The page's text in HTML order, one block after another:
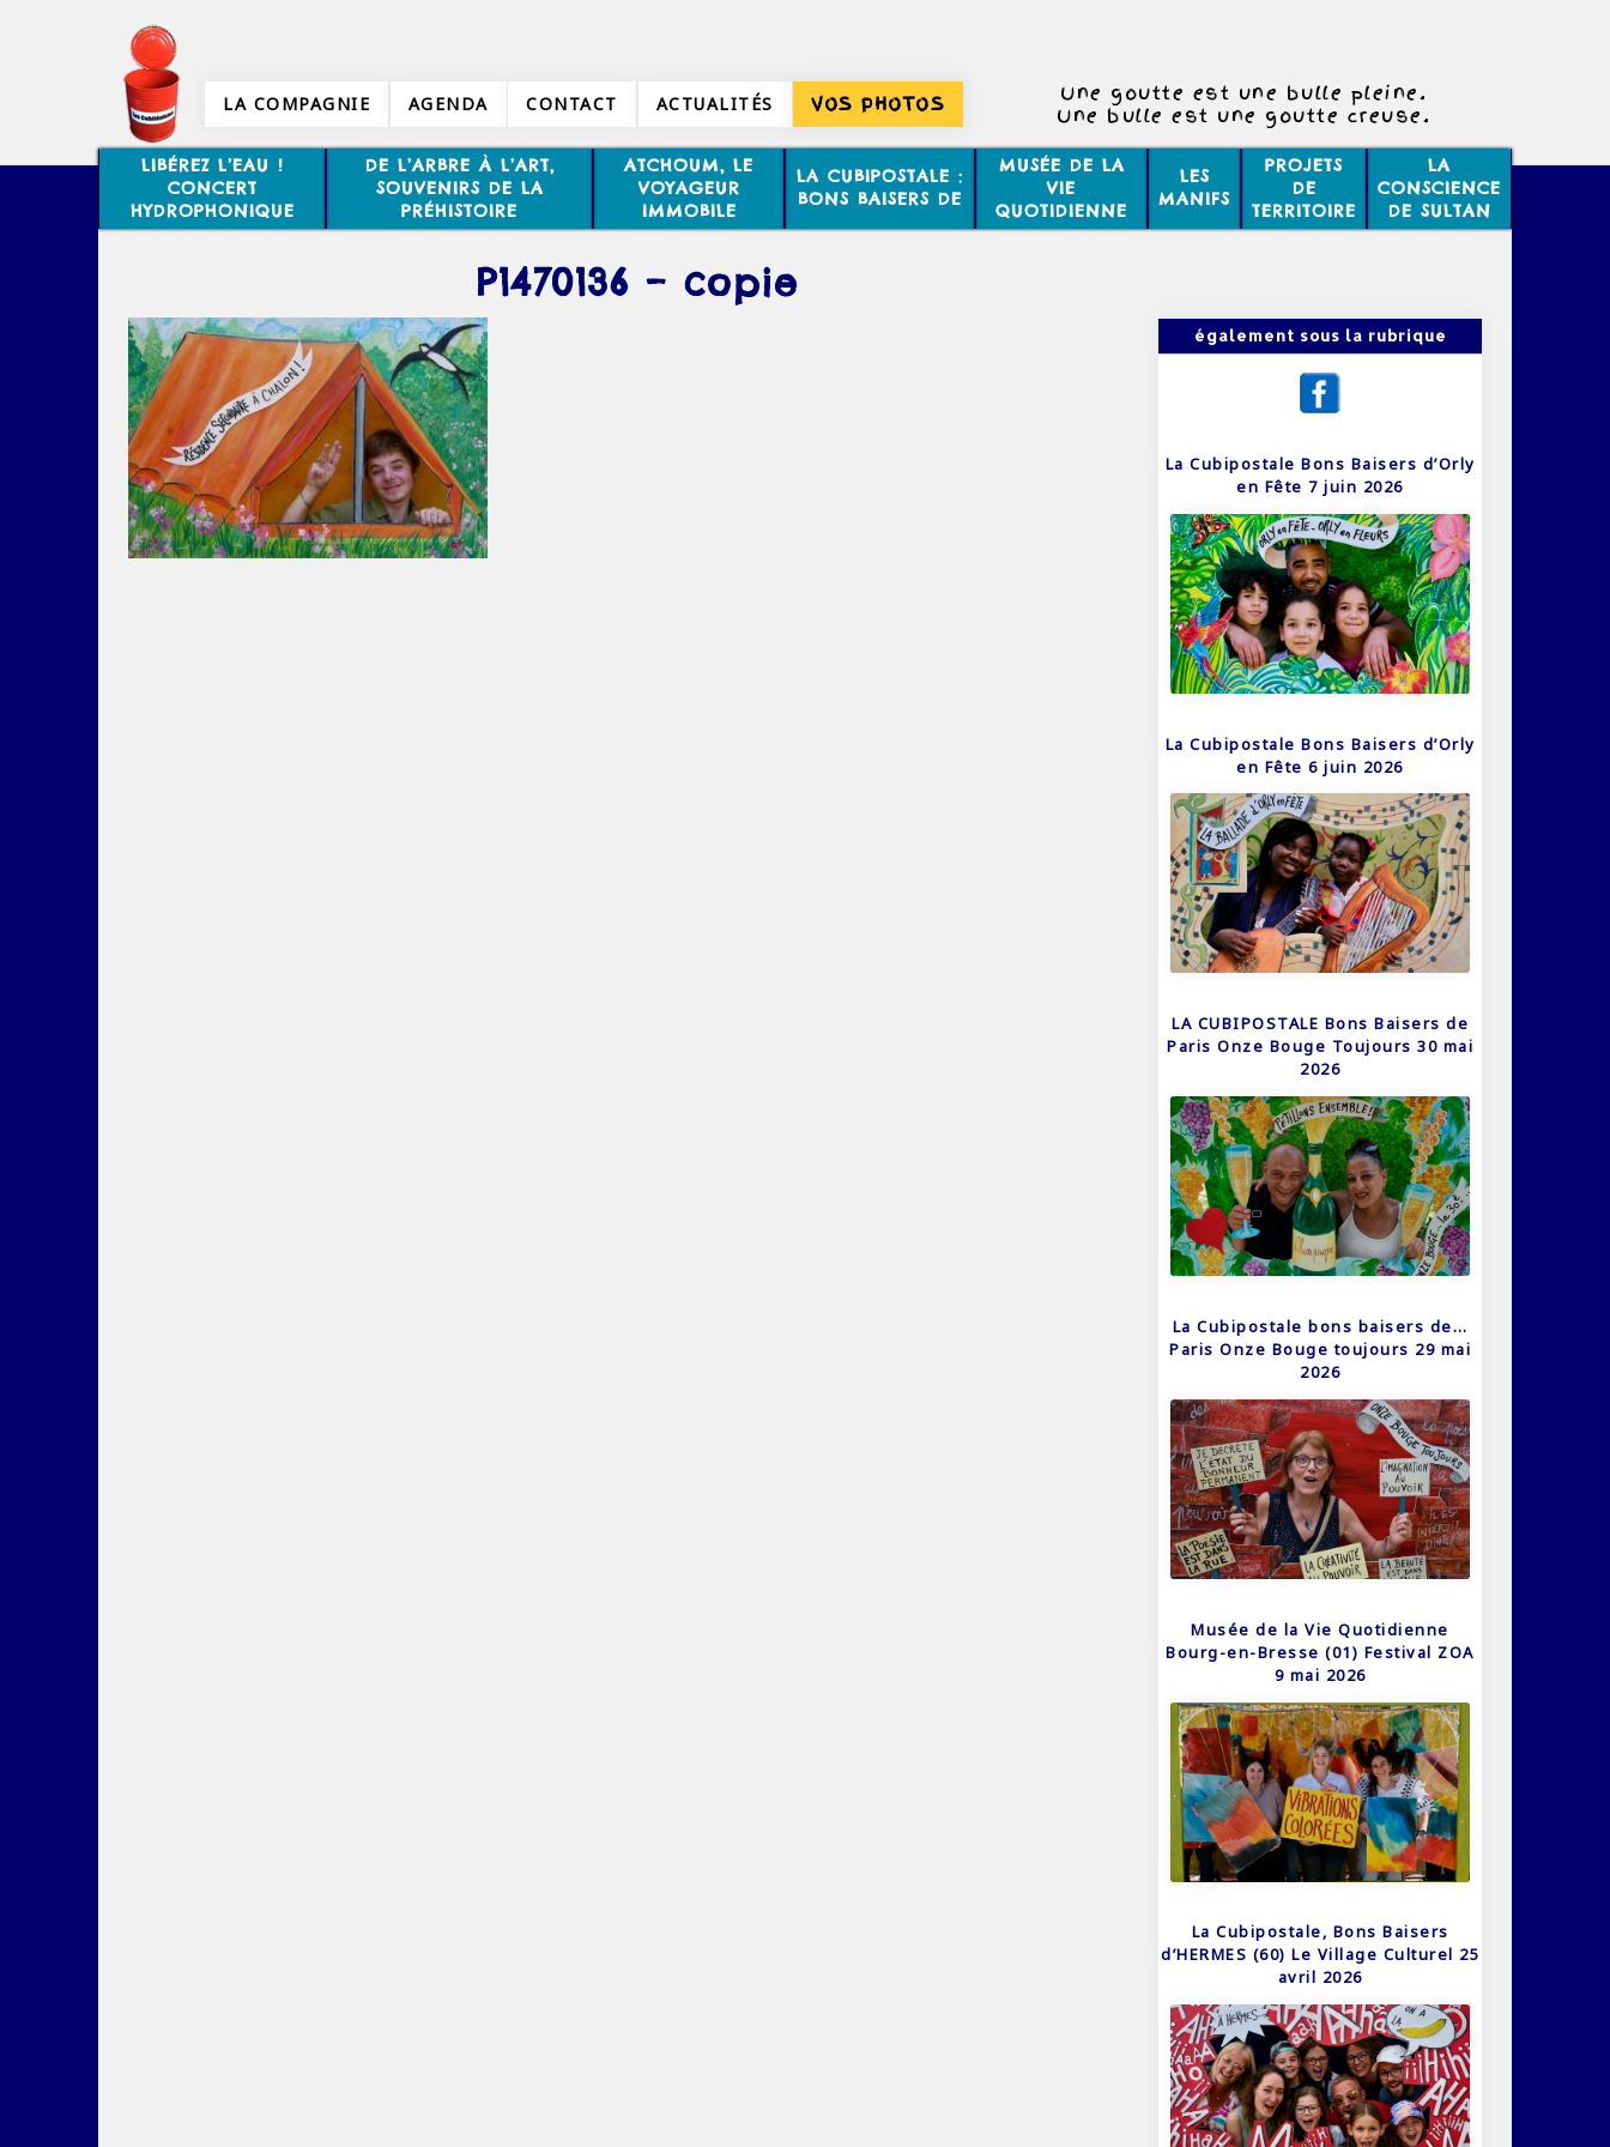
LA COMPAGNIE AGENDA CONTACT ACTUALITÉS VOS PHOTOS
Une goutte est une bulle pleine.
Une bulle est une goutte creuse.
LIBÉREZ L’EAU !
CONCERT
HYDROPHONIQUE
DE L’ARBRE À L’ART,
SOUVENIRS DE LA
PRÉHISTOIRE
ATCHOUM, LE
VOYAGEUR
IMMOBILE
LA CUBIPOSTALE :
BONS BAISERS DE
MUSÉE DE LA
VIE
QUOTIDIENNE
LES
MANIFS
PROJETS
DE
TERRITOIRE
LA
CONSCIENCE
DE SULTAN
P1470136 – copie
également sous la rubrique
La Cubipostale Bons Baisers d’Orly
en Fête 7 juin 2026
La Cubipostale Bons Baisers d’Orly
en Fête 6 juin 2026
LA CUBIPOSTALE Bons Baisers de
Paris Onze Bouge Toujours 30 mai
2026
La Cubipostale bons baisers de…
Paris Onze Bouge toujours 29 mai
2026
Musée de la Vie Quotidienne
Bourg-en-Bresse (01) Festival ZOA
9 mai 2026
La Cubipostale, Bons Baisers
d’HERMES (60) Le Village Culturel 25
avril 2026